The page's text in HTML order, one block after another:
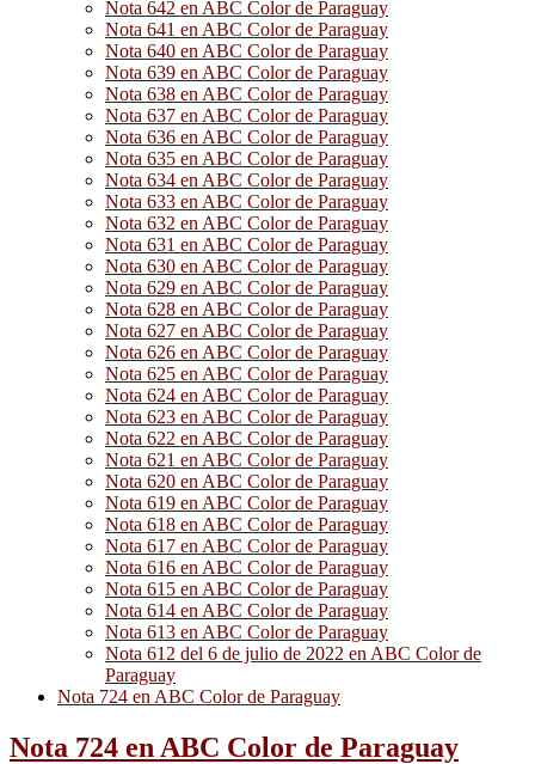
Nota 642 en ABC Color de Paraguay
Nota 641 en ABC Color de Paraguay
Nota 640 en ABC Color de Paraguay
Nota 639 en ABC Color de Paraguay
Nota 638 en ABC Color de Paraguay
Nota 637 en ABC Color de Paraguay
Nota 636 en ABC Color de Paraguay
Nota 635 en ABC Color de Paraguay
Nota 634 en ABC Color de Paraguay
Nota 633 en ABC Color de Paraguay
Nota 632 en ABC Color de Paraguay
Nota 631 en ABC Color de Paraguay
Nota 630 en ABC Color de Paraguay
Nota 629 en ABC Color de Paraguay
Nota 628 en ABC Color de Paraguay
Nota 627 en ABC Color de Paraguay
Nota 626 en ABC Color de Paraguay
Nota 625 en ABC Color de Paraguay
Nota 624 en ABC Color de Paraguay
Nota 623 en ABC Color de Paraguay
Nota 622 en ABC Color de Paraguay
Nota 621 en ABC Color de Paraguay
Nota 620 en ABC Color de Paraguay
Nota 619 en ABC Color de Paraguay
Nota 618 en ABC Color de Paraguay
Nota 617 en ABC Color de Paraguay
Nota 616 en ABC Color de Paraguay
Nota 615 en ABC Color de Paraguay
Nota 614 en ABC Color de Paraguay
Nota 613 en ABC Color de Paraguay
Nota 612 del 6 de julio de 2022 en ABC Color de
Paraguay
Nota 724 en ABC Color de Paraguay
Nota 724 en ABC Color de Paraguay